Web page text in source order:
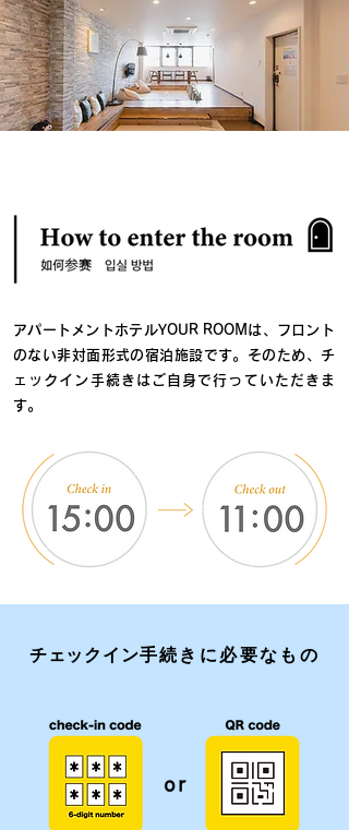
​アパートメントホテルYOUR ROOMは、フロント
のない非対面形式の宿泊施設です。そのため、チ
ェックイン手続きはご自身で行っていただきま
す。
​チェックイン手続きに必要なもの